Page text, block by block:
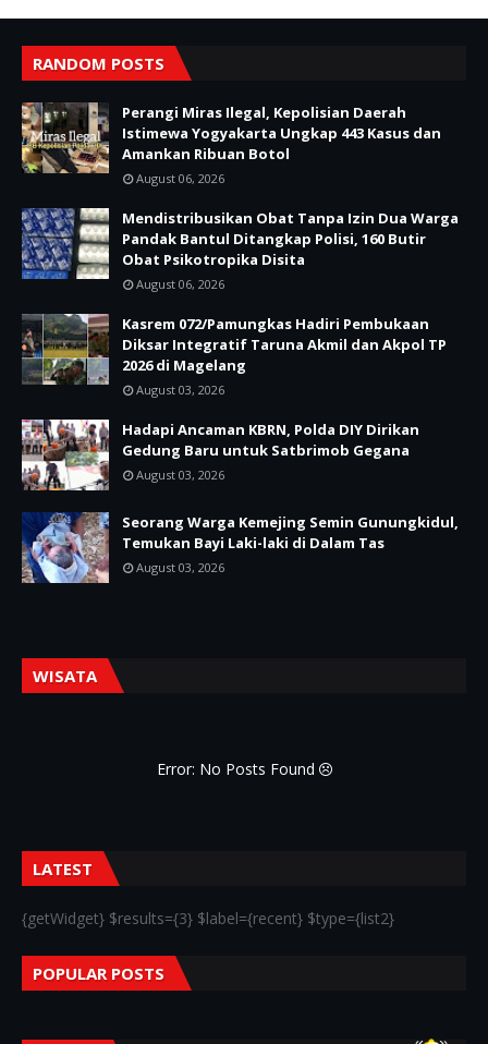
RANDOM POSTS
Perangi Miras Ilegal, Kepolisian Daerah
Istimewa Yogyakarta Ungkap 443 Kasus dan
Amankan Ribuan Botol
August 06, 2026
Mendistribusikan Obat Tanpa Izin Dua Warga
Pandak Bantul Ditangkap Polisi, 160 Butir
Obat Psikotropika Disita
August 06, 2026
Kasrem 072/Pamungkas Hadiri Pembukaan
Diksar Integratif Taruna Akmil dan Akpol TP
2026 di Magelang
August 03, 2026
Hadapi Ancaman KBRN, Polda DIY Dirikan
Gedung Baru untuk Satbrimob Gegana
August 03, 2026
Seorang Warga Kemejing Semin Gunungkidul,
Temukan Bayi Laki-laki di Dalam Tas
August 03, 2026
WISATA
Error: No Posts Found
LATEST
{getWidget} $results={3} $label={recent} $type={list2}
POPULAR POSTS